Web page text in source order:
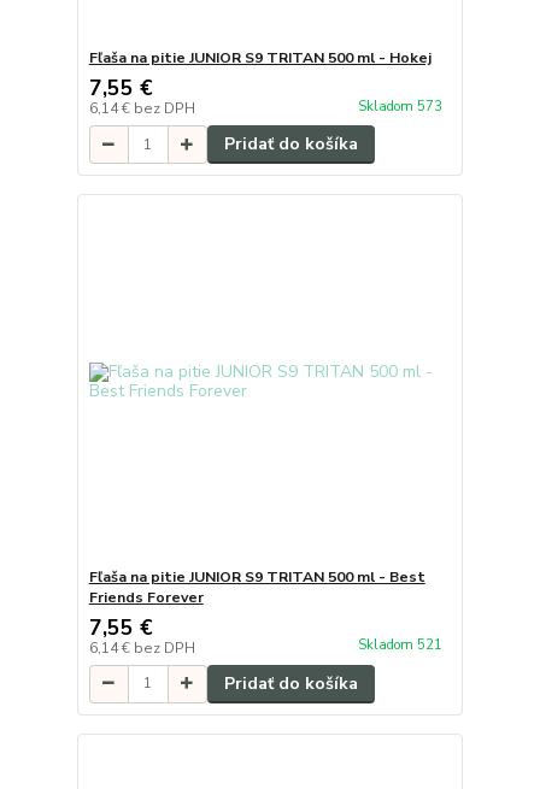
Fľaša na pitie JUNIOR S9 TRITAN 500 ml - Hokej
7,55 €
6,14 € bez DPH Skladom 573
Pridať do košíka
Fľaša na pitie JUNIOR S9 TRITAN 500 ml - Best
Friends Forever
7,55 €
6,14 € bez DPH Skladom 521
Pridať do košíka